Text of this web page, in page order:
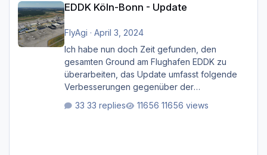
EDDK Köln-Bonn - Update
FlyAgi · April 3, 2024
Ich habe nun doch Zeit gefunden, den
gesamten Ground am Flughafen EDDK zu
überarbeiten, das Update umfasst folgende
Verbesserungen gegenüber der
Bodenmarkierungen (der Flughafen sollte
33 replies 11656 views